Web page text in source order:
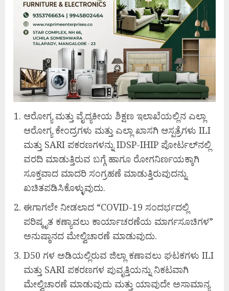
ಆರೋಗ್ಯ ಮತ್ತು ವೈದ್ಯಕೀಯ ಶಿಕ್ಷಣ ಇಲಾಖೆಯಲ್ಲಿನ ಎಲ್ಲಾ
ಆರೋಗ್ಯ ಕೇಂದ್ರಗಳು ಮತ್ತು ಎಲ್ಲಾ ಖಾಸಗಿ ಆಸ್ಪತ್ರೆಗಳು ILI
ಮತ್ತು SARI ಪಕರಣಗಳನ್ನು IDSP-IHIP ಪೋರ್ಟಲ್‌ನಲ್ಲಿ
ವರದಿ ಮಾಡುತ್ತಿರುವ ಬಗ್ಗೆ ಹಾಗೂ ರೋಗನಿರ್ಣಯಕ್ಕಾಗಿ
ಸೂಕ್ತವಾದ ಮಾದರಿ ಸಂಗ್ರಹಣೆ ಮಾಡುತ್ತಿರುವುದನ್ನು
ಖಚಿತಪಡಿಸಿಕೊಳ್ಳುವುದು.
ಈಗಾಗಲೇ ನೀಡಲಾದ “COVID-19 ಸಂದರ್ಭದಲ್ಲಿ
ಪರಿಷ್ಕೃತ ಕಣ್ಯಾವಲು ಕಾರ್ಯಾಚರಣೆಯ ಮಾರ್ಗಸೂಚಿಗಳ”
ಅನುಷ್ಠಾನದ ಮೇಲ್ವಿಚಾರಣೆ ಮಾಡುವುದು.
D50 ಗಳ ಅಡಿಯಲ್ಲಿರುವ ಜಿಲ್ಲಾ ಕಣಾವಲು ಘಟಕಗಳು ILI
ಮತ್ತು SARI ಪಕರಣಗಳ ಪುವೃತ್ತಿಯನ್ನು ನಿಕಟವಾಗಿ
ಮೇಲ್ವಿಚಾರಣೆ ಮಾಡುವುದು ಮತ್ತು ಯಾವುದೇ ಅಸಾಮಾನ್ಯ